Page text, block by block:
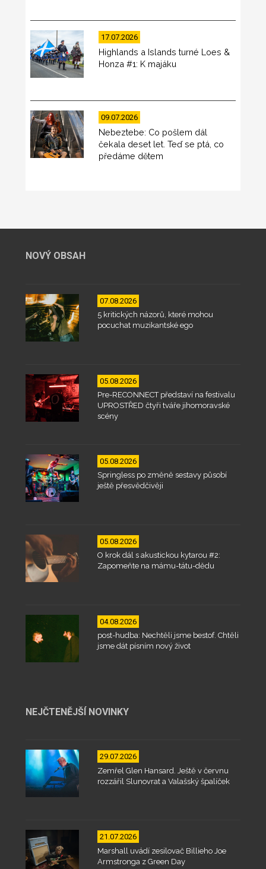
17.07.2026
Highlands a Islands turné Loes &
Honza #1: K majáku
09.07.2026
Nebeztebe: Co pošlem dál
čekala deset let. Teď se ptá, co
předáme dětem
NOVÝ OBSAH
07.08.2026
5 kritických názorů, které mohou
pocuchat muzikantské ego
05.08.2026
Pre-RECONNECT představí na festivalu
UPROSTŘED čtyři tváře jihomoravské
scény
05.08.2026
Springless po změně sestavy působí
ještě přesvědčivěji
05.08.2026
O krok dál s akustickou kytarou #2:
Zapomeňte na mámu-tátu-dědu
04.08.2026
post-hudba: Nechtěli jsme bestof. Chtěli
jsme dát písním nový život
NEJČTENĚJŠÍ NOVINKY
29.07.2026
Zemřel Glen Hansard. Ještě v červnu
rozzářil Slunovrat a Valašský špalíček
21.07.2026
Marshall uvádí zesilovač Billieho Joe
Armstronga z Green Day